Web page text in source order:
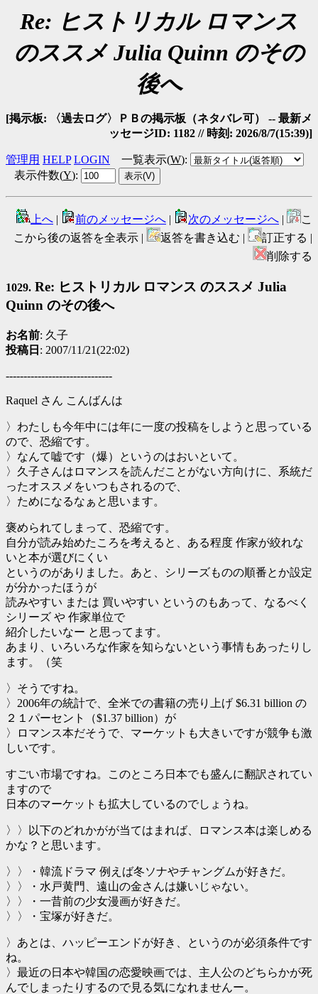
Re: ヒストリカル ロマンス
のススメ Julia Quinn のその
後へ
[掲示板: 〈過去ログ〉ＰＢの掲示板（ネタバレ可） -- 最新メ
ッセージID: 1182 // 時刻: 2026/8/7(15:39)]
管理用 HELP LOGIN 一覧表示(W):
表示件数(Y):
上へ | 前のメッセージへ | 次のメッセージへ |
こ
こから後の返答を全表示 |
返答を書き込む |
訂正する |
削除する
1029. Re: ヒストリカル ロマンス のススメ Julia
Quinn のその後へ
お名前: 久子
投稿日 : 2007/11/21(22:02)
------------------------------
Raquel さん こんばんは
〉わたしも今年中には年に一度の投稿をしようと思っている
ので、恐縮です。
〉なんて嘘です（爆）というのはおいといて。
〉久子さんはロマンスを読んだことがない方向けに、系統だ
ったオススメをいつもされるので、
〉ためになるなぁと思います。
褒められてしまって、恐縮です。
自分が読み始めたころを考えると、ある程度 作家が絞れな
いと本が選びにくい
というのがありました。あと、シリーズものの順番とか設定
が分かったほうが
読みやすい または 買いやすい というのもあって、なるべく
シリーズ や 作家単位で
紹介したいなー と思ってます。
あまり、いろいろな作家を知らないという事情もあったりし
ます。（笑
〉そうですね。
〉2006年の統計で、全米での書籍の売り上げ $6.31 billion の
２１パーセント（$1.37 billion）が
〉ロマンス本だそうで、マーケットも大きいですが競争も激
しいです。
すごい市場ですね。このところ日本でも盛んに翻訳されてい
ますので
日本のマーケットも拡大しているのでしょうね。
〉〉以下のどれかがが当てはまれば、ロマンス本は楽しめる
かな？と思います。
〉〉・韓流ドラマ 例えば冬ソナやチャングムが好きだ。
〉〉・水戸黄門、遠山の金さんは嫌いじゃない。
〉〉・一昔前の少女漫画が好きだ。
〉〉・宝塚が好きだ。
〉あとは、ハッピーエンドが好き、というのが必須条件です
ね。
〉最近の日本や韓国の恋愛映画では、主人公のどちらかが死
んでしまったりするので見る気になれませんー。